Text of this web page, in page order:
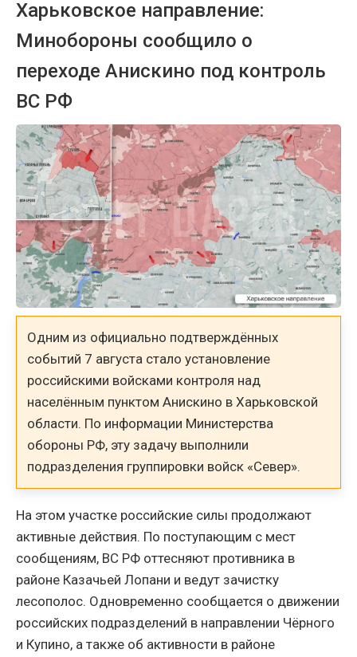
Харьковское направление:
Минобороны сообщило о
переходе Анискино под контроль
ВС РФ
Одним из официально подтверждённых
событий 7 августа стало установление
российскими войсками контроля над
населённым пунктом Анискино в Харьковской
области. По информации Министерства
обороны РФ, эту задачу выполнили
подразделения группировки войск «Север».
На этом участке российские силы продолжают
активные действия. По поступающим с мест
сообщениям, ВС РФ оттесняют противника в
районе Казачьей Лопани и ведут зачистку
лесополос. Одновременно сообщается о движении
российских подразделений в направлении Чёрного
и Купино, а также об активности в районе